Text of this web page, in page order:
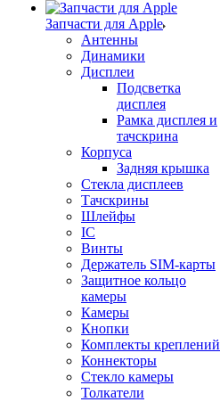
Запчасти для Apple
Антенны
Динамики
Дисплеи
Подсветка
дисплея
Рамка дисплея и
тачскрина
Корпуса
Задняя крышка
Стекла дисплеев
Тачскрины
Шлейфы
IC
Винты
Держатель SIM-карты
Защитное кольцо
камеры
Камеры
Кнопки
Комплекты креплений
Коннекторы
Стекло камеры
Толкатели